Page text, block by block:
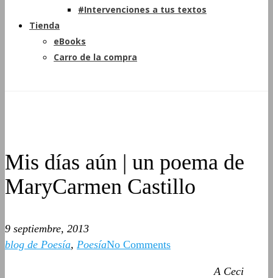
#Intervenciones a tus textos
Tienda
eBooks
Carro de la compra
Mis días aún | un poema de
MaryCarmen Castillo
9 septiembre, 2013
blog de Poesía, PoesíaNo Comments
A Ceci